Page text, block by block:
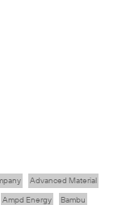
Advanced Material
Ampd Energy
Bambu